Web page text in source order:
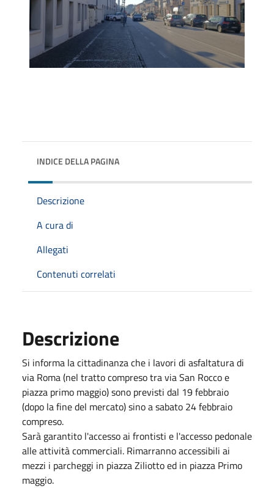
INDICE DELLA PAGINA
Descrizione
A cura di
Allegati
Contenuti correlati
Descrizione
Si informa la cittadinanza che i lavori di asfaltatura di
via Roma (nel tratto compreso tra via San Rocco e
piazza primo maggio) sono previsti dal 19 febbraio
(dopo la fine del mercato) sino a sabato 24 febbraio
compreso.
Sarà garantito l'accesso ai frontisti e l'accesso pedonale
alle attività commerciali. Rimarranno accessibili ai
mezzi i parcheggi in piazza Ziliotto ed in piazza Primo
maggio.